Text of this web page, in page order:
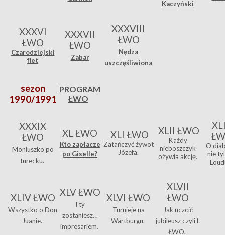
Kaczyński
XXXVI
ŁWO
Czarodziejski
flet
XXXVII
ŁWO
Zabar
XXXVIII
ŁWO
Nędza
uszczęśliwiona
sezon
1990/1991
PROGRAM
ŁWO
XXXIX
ŁWO
Moniuszko po
turecku.
XL ŁWO
Kto zapłacze
po Giselle?
XLI ŁWO
Zatańczyć żywot
Józefa.
XLII ŁWO
Każdy
nieboszczyk
ożywia akcję.
O
nie
XLIV ŁWO
Wszystko o Don
Juanie.
XLV ŁWO
I ty
zostaniesz…
impresariem.
XLVI ŁWO
Turnieje na
Wartburgu.
XLVII
ŁWO
Jak uczcić
jubileusz czyli L
ŁWO.